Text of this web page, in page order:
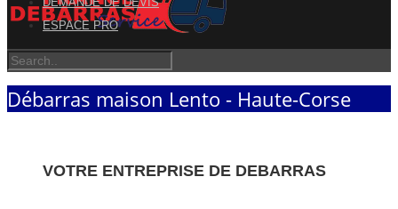
ESPACE PRO
Débarras maison Lento - Haute-Corse
VOTRE ENTREPRISE DE DEBARRAS